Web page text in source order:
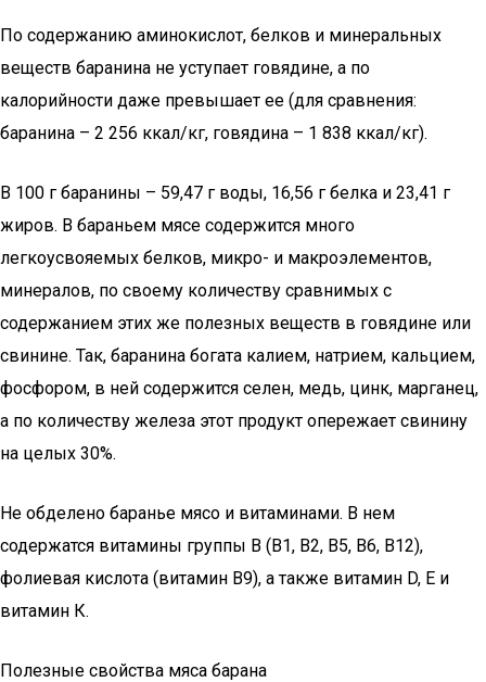
По содержанию аминокислот, белков и минеральных
веществ баранина не уступает говядине, а по
калорийности даже превышает ее (для сравнения:
баранина – 2 256 ккал/кг, говядина – 1 838 ккал/кг).
В 100 г баранины – 59,47 г воды, 16,56 г белка и 23,41 г
жиров. В бараньем мясе содержится много
легкоусвояемых белков, микро- и макроэлементов,
минералов, по своему количеству сравнимых с
содержанием этих же полезных веществ в говядине или
свинине. Так, баранина богата калием, натрием, кальцием,
фосфором, в ней содержится селен, медь, цинк, марганец,
а по количеству железа этот продукт опережает свинину
на целых 30%.
Не обделено баранье мясо и витаминами. В нем
содержатся витамины группы В (В1, В2, В5, В6, В12),
фолиевая кислота (витамин В9), а также витамин D, Е и
витамин К.
Полезные свойства мяса барана